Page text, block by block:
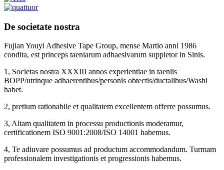
De societate nostra
Fujian Youyi Adhesive Tape Group, mense Martio anni 1986
condita, est princeps taeniarum adhaesivarum suppletor in Sinis.
1, Societas nostra XXXIII annos experientiae in taeniis
BOPP/utrinque adhaerentibus/personis obtectis/ductalibus/Washi
habet.
2, pretium rationabile et qualitatem excellentem offerre possumus.
3, Altam qualitatem in processu productionis moderamur,
certificationem ISO 9001:2008/ISO 14001 habemus.
4, Te adiuvare possumus ad productum accommodandum. Turmam
professionalem investigationis et progressionis habemus.